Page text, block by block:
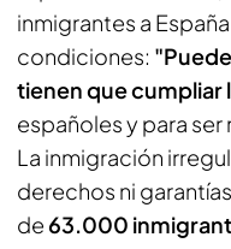
inmigrantes a
condiciones:
tienen que cumpliar
españoles y para
La inmigración
derechos ni
de 63.000